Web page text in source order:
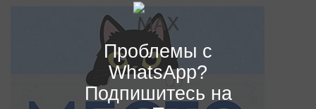
Проблемы с
WhatsApp?
Подпишитесь на